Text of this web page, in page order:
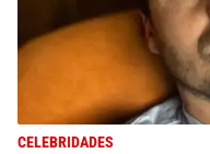
CELEBRIDADES